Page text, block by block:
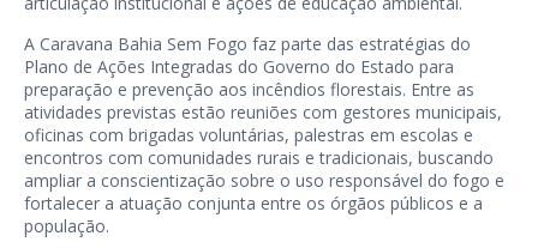
A Caravana Bahia Sem Fogo faz parte das estratégias do
Plano de Ações Integradas do Governo do Estado para
preparação e prevenção aos incêndios florestais. Entre as
atividades previstas estão reuniões com gestores municipais,
oficinas com brigadas voluntárias, palestras em escolas e
encontros com comunidades rurais e tradicionais, buscando
ampliar a conscientização sobre o uso responsável do fogo e
fortalecer a atuação conjunta entre os órgãos públicos e a
população.